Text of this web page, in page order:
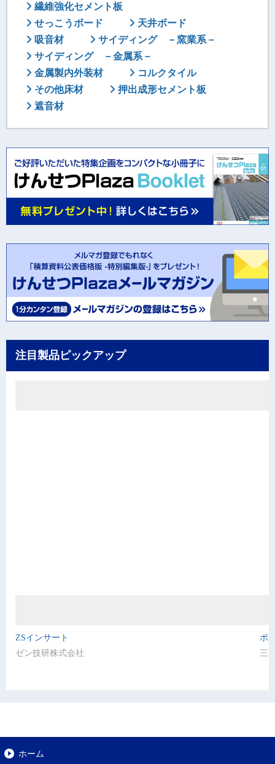
繊維強化セメント板
せっこうボード
天井ボード
吸音材
サイディング －窯業系－
サイディング －金属系－
金属製内外装材
コルクタイル
その他床材
押出成形セメント板
遮音材
注目製品ピックアップ
ZSインサート
ゼン技研株式会社
ポ
三
ホーム